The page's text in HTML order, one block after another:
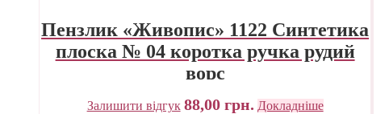
Пензлик «Живопис» 1122 Синтетика
плоска № 04 коротка ручка рудий
ворс
Залишити відгук 88,00 грн. Докладніше